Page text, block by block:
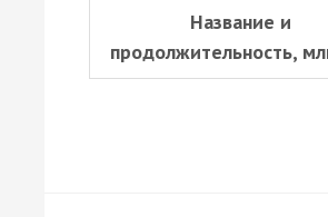
Название и
продолжительность,